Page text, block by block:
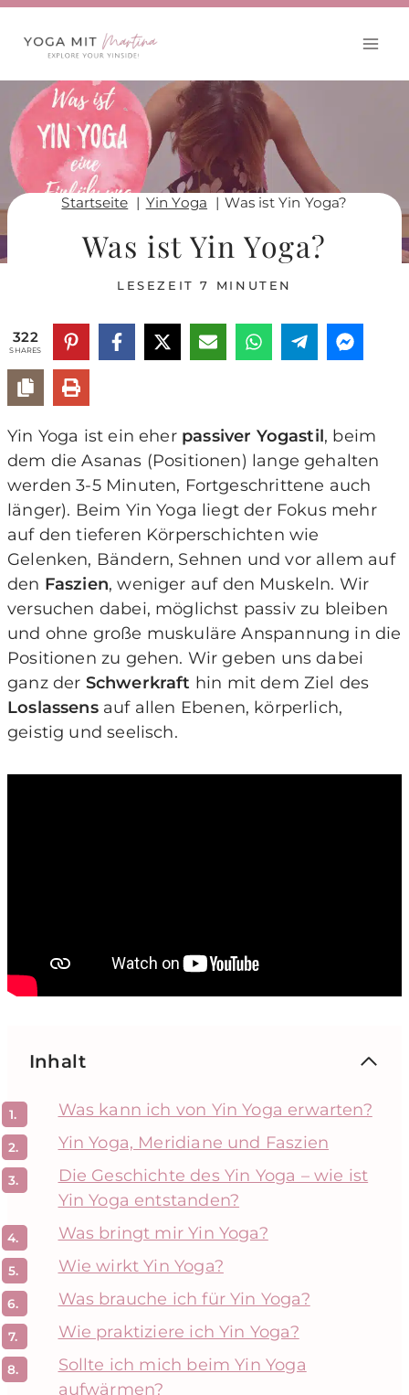
Zum
Inhalt
springen
Startseite Yin Yoga Was ist Yin Yoga?
Was ist Yin Yoga?
LESEZEIT 7 MINUTEN
322
SHARES
Yin Yoga ist ein eher passiver Yogastil, beim
dem die Asanas (Positionen) lange gehalten
werden 3-5 Minuten, Fortgeschrittene auch
länger). Beim Yin Yoga liegt der Fokus mehr
auf den tieferen Körperschichten wie
Gelenken, Bändern, Sehnen und vor allem auf
den Faszien, weniger auf den Muskeln. Wir
versuchen dabei, möglichst passiv zu bleiben
und ohne große muskuläre Anspannung in die
Positionen zu gehen. Wir geben uns dabei
ganz der Schwerkraft hin mit dem Ziel des
Loslassensauf allen Ebenen, körperlich,
geistig und seelisch.
Inhalt
Was kann ich von Yin Yoga erwarten?
Yin Yoga, Meridiane und Faszien
Die Geschichte des Yin Yoga – wie ist
Yin Yoga entstanden?
Was bringt mir Yin Yoga?
Wie wirkt Yin Yoga?
Was brauche ich für Yin Yoga?
Wie praktiziere ich Yin Yoga?
Sollte ich mich beim Yin Yoga
aufwärmen?